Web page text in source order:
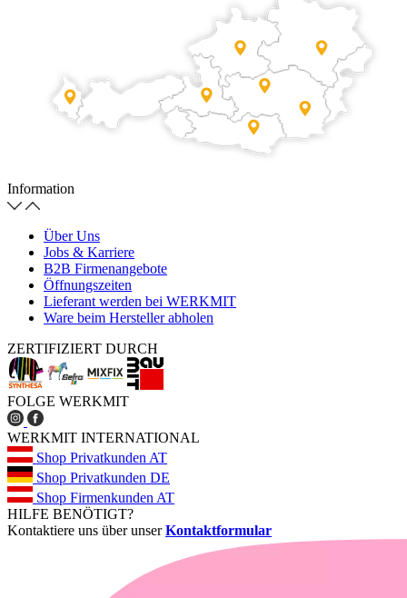
Information
Über Uns
Jobs & Karriere
B2B Firmenangebote
Öffnungszeiten
Lieferant werden bei WERKMIT
Ware beim Hersteller abholen
ZERTIFIZIERT DURCH
FOLGE WERKMIT
WERKMIT INTERNATIONAL
Shop Privatkunden AT
Shop Privatkunden DE
Shop Firmenkunden AT
HILFE BENÖTIGT?
Kontaktiere uns über unserKontaktformular